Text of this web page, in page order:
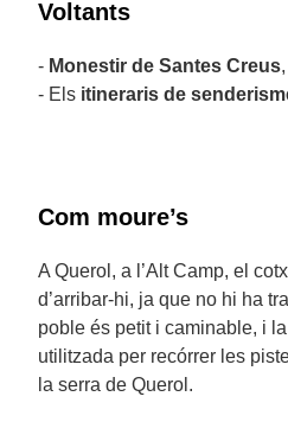
Voltants
- Monestir de Santes Creus
- Els itineraris de
Com moure’s
A Querol, a l’Alt Camp, el
d’arribar-hi, ja que no hi ha
poble és petit i caminable, i
utilitzada per recórrer les
la serra de Querol.